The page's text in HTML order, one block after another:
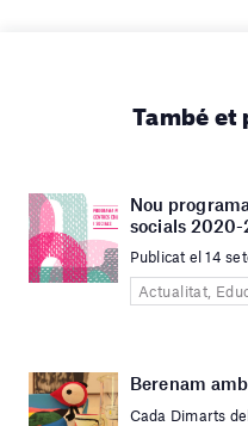
També
Nou
socials 2020-
Publicat el 14
Actualitat,
Berenam
Cada Dimarts